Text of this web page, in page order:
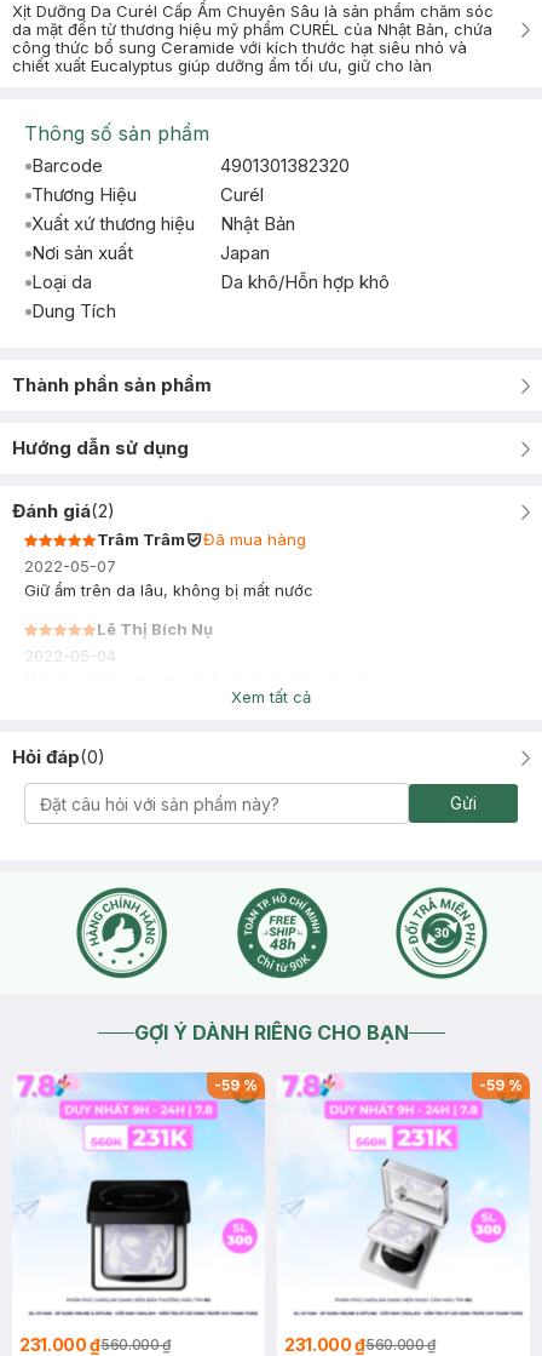
Xịt Dưỡng Da Curél Cấp Ẩm Chuyên Sâu là sản phẩm chăm sóc
da mặt đến từ thương hiệu mỹ phẩm CURÉL của Nhật Bản, chứa
công thức bổ sung Ceramide với kích thước hạt siêu nhỏ và
chiết xuất Eucalyptus giúp dưỡng ẩm tối ưu, giữ cho làn
Thông số sản phẩm
Barcode
4901301382320
Thương Hiệu
Curél
Xuất xứ thương hiệu
Nhật Bản
Nơi sản xuất
Japan
Loại da
Da khô/Hỗn hợp khô
Dung Tích
Thành phần sản phẩm
Hướng dẫn sử dụng
Đánh giá(2)
Trâm Trâm
Đã mua hàng
2022-05-07
Giữ ẩm trên da lâu, không bị mất nước
Lê Thị Bích Nụ
2022-05-04
Xem tất cả
Hỏi đáp(0)
Gửi
GỢI Ý DÀNH RIÊNG CHO BẠN
-59%
231.000 ₫560.000 ₫
-59%
231.000 ₫560.000 ₫